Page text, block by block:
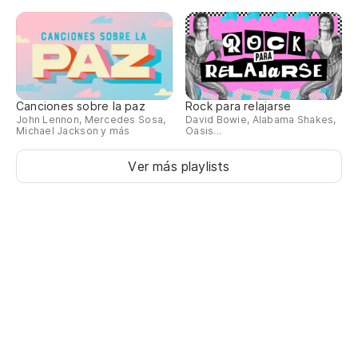
Canciones sobre la paz
John Lennon, Mercedes Sosa,
Michael Jackson y más
Rock para relajarse
David Bowie, Alabama Shakes,
Oasis...
Ver más playlists